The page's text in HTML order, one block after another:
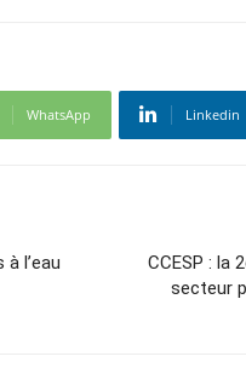
WhatsApp Linkedin
l’eau
CCESP : la
secteur